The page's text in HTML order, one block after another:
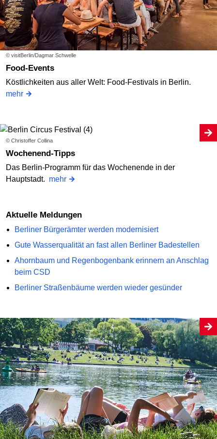
© visitBerlin/Dagmar Schwelle
Food-Events
Köstlichkeiten aus aller Welt: Food-Festivals in Berlin.
mehr
© Christoffer Collina
Wochenend-Tipps
Das Berlin-Programm für das Wochenende in der
Hauptstadt. mehr
Aktuelle Meldungen
Berliner Bürgerämter werden modernisiert
Gute Wasserqualität an fast allen Berliner Badestellen
Ahornbaum und Regenbogenbank erinnern an Anschlag
beim CSD
Berliner Straßenbäume werden wieder gesünder